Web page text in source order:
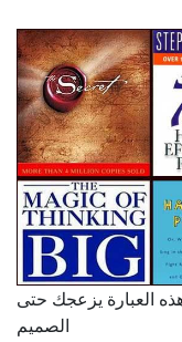
العبارة يزعجك حتى
الصميم